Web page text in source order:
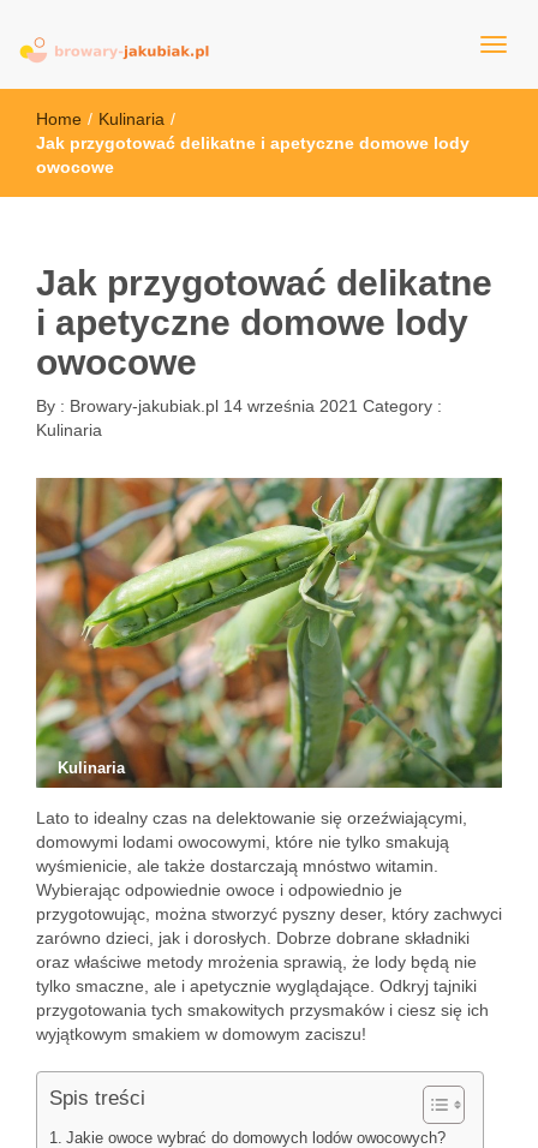
browary-jakubiak.pl
Home / Kulinaria /
Jak przygotować delikatne i apetyczne domowe lody
owocowe
Jak przygotować delikatne
i apetyczne domowe lody
owocowe
By : Browary-jakubiak.pl 14 września 2021 Category :
Kulinaria
Kulinaria
Lato to idealny czas na delektowanie się orzeźwiającymi,
domowymi lodami owocowymi, które nie tylko smakują
wyśmienicie, ale także dostarczają mnóstwo witamin.
Wybierając odpowiednie owoce i odpowiednio je
przygotowując, można stworzyć pyszny deser, który zachwyci
zarówno dzieci, jak i dorosłych. Dobrze dobrane składniki
oraz właściwe metody mrożenia sprawią, że lody będą nie
tylko smaczne, ale i apetycznie wyglądające. Odkryj tajniki
przygotowania tych smakowitych przysmaków i ciesz się ich
wyjątkowym smakiem w domowym zaciszu!
Spis treści
Jakie owoce wybrać do domowych lodów owocowych?